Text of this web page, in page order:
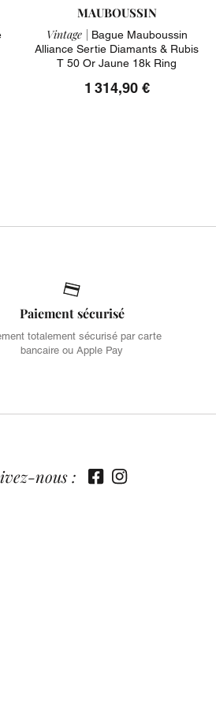
MAUBOUSSIN
Vintage | Bague Mauboussin
Alliance Sertie Diamants & Rubis
T 50 Or Jaune 18k Ring
1 314,90 €
Paiement sécurisé
totalement sécurisé par carte
bancaire ou Apple Pay
nous :